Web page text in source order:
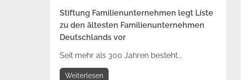
Stiftung Familienunternehmen legt Liste
zu den ältesten Familienunternehmen
Deutschlands vor
Seit mehr als 300 Jahren besteht...
Weiterlesen